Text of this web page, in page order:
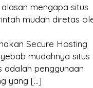
mengapa situs
mudah diretas
Secure Hosting
mudahnya situs
adalah penggunaan
yang […]